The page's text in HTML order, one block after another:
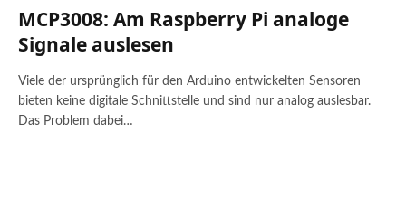
MCP3008: Am Raspberry Pi analoge
Signale auslesen
Viele der ursprünglich für den Arduino entwickelten Sensoren
bieten keine digitale Schnittstelle und sind nur analog auslesbar.
Das Problem dabei…